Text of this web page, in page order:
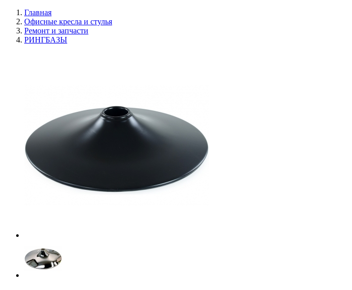
Главная
Офисные кресла и стулья
Ремонт и запчасти
РИНГБАЗЫ